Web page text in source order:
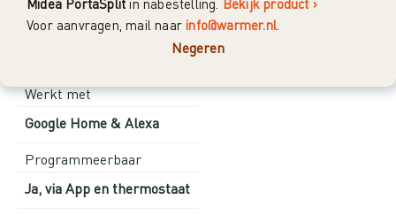
Midea PortaSplit in nabestelling.
Bekijk product ›
Voor aanvragen, mail naarinfo@warmer.nl
Negeren
App
Werkt met
Google Home & Alexa
Programmeerbaar
Ja, via App en thermostaat